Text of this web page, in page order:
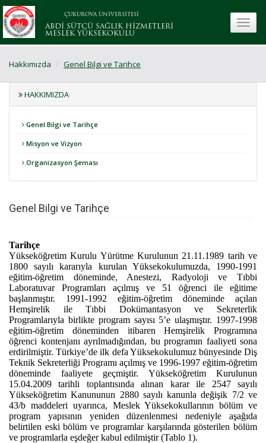
ÇUKUROVA ÜNİVERSİTESİ
ABDİ SÜTCÜ SAĞLIK HİZMETLERİ
MESLEK YÜKSEKOKULU
Hakkımızda Genel Bilgi ve Tarihçe
HAKKIMIZDA
Genel Bilgi ve Tarihçe
Misyon ve Vizyon
Organizasyon Şeması
Genel Bilgi ve Tarihçe
Tarihçe
Yükseköğretim Kurulu Yürütme Kurulunun 21.11.1989 tarih ve
1800 sayılı kararıyla kurulan Yüksekokulumuzda, 1990-1991
eğitim-öğretim döneminde, Anestezi, Radyoloji ve Tıbbi
Laboratuvar Programları açılmış ve 51 öğrenci ile eğitime
başlanmıştır. 1991-1992 eğitim-öğretim döneminde açılan
Hemşirelik ile Tıbbi Dokümantasyon ve Sekreterlik
Programlarıyla birlikte program sayısı 5’e ulaşmıştır. 1997-1998
eğitim-öğretim döneminden itibaren Hemşirelik Programına
öğrenci kontenjanı ayrılmadığından, bu programın faaliyeti sona
erdirilmiştir. Türkiye’de ilk defa Yüksekokulumuz bünyesinde Diş
Teknik Sekreterliği Programı açılmış ve 1996-1997 eğitim-öğretim
döneminde faaliyete geçmiştir. Yükseköğretim Kurulunun
15.04.2009 tarihli toplantısında alınan karar ile 2547 sayılı
Yükseköğretim Kanununun 2880 sayılı kanunla değişik 7/2 ve
43/b maddeleri uyarınca, Meslek Yüksekokullarının bölüm ve
program yapısının yeniden düzenlenmesi nedeniyle aşağıda
belirtilen eski bölüm ve programlar karşılarında gösterilen bölüm
ve programlarla eşdeğer kabul edilmiştir (Tablo 1).